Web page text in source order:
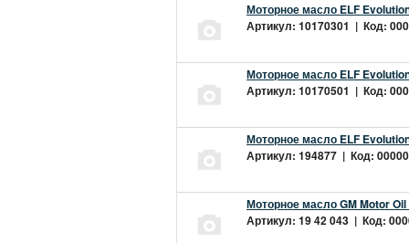
Моторное масло ELF
Артикул: 10170301 | Код:
Моторное масло ELF
Артикул: 10170501 | Код:
Моторное масло ELF
Артикул: 194877 | Код:
Моторное масло GM Motor Oil
Артикул: 19 42 043 | Код: